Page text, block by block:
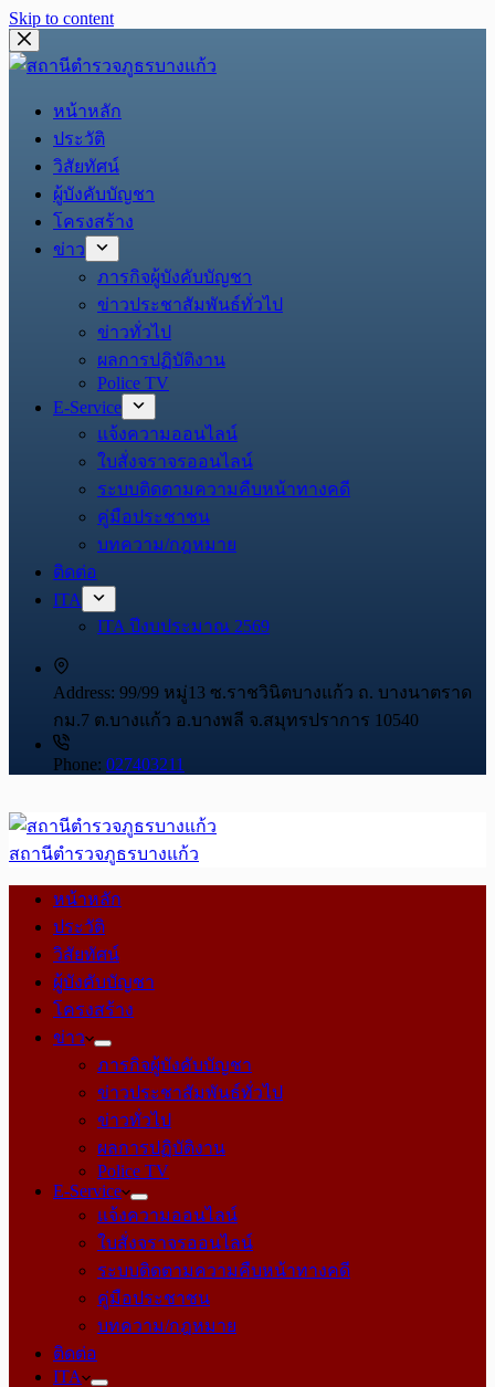
Skip to content
หน้าหลัก
ประวัติ
วิสัยทัศน์
ผู้บังคับบัญชา
โครงสร้าง
ข่าว
ภารกิจผู้บังคับบัญชา
ข่าวประชาสัมพันธ์ทั่วไป
ข่าวทั่วไป
ผลการปฏิบัติงาน
Police TV
E-Service
แจ้งความออนไลน์
ใบสั่งจราจรออนไลน์
ระบบติดตามความคืบหน้าทางคดี
คู่มือประชาชน
บทความ/กฎหมาย
ติดต่อ
ITA
ITA ปีงบประมาณ 2569
Address: 99/99 หมู่13 ซ.ราชวินิตบางแก้ว ถ. บางนาตราด
กม.7 ต.บางแก้ว อ.บางพลี จ.สมุทรปราการ 10540
Phone: 027403211
สถานีตำรวจภูธรบางแก้ว
หน้าหลัก
ประวัติ
วิสัยทัศน์
ผู้บังคับบัญชา
โครงสร้าง
ข่าว
ภารกิจผู้บังคับบัญชา
ข่าวประชาสัมพันธ์ทั่วไป
ข่าวทั่วไป
ผลการปฏิบัติงาน
Police TV
E-Service
แจ้งความออนไลน์
ใบสั่งจราจรออนไลน์
ระบบติดตามความคืบหน้าทางคดี
คู่มือประชาชน
บทความ/กฎหมาย
ติดต่อ
ITA